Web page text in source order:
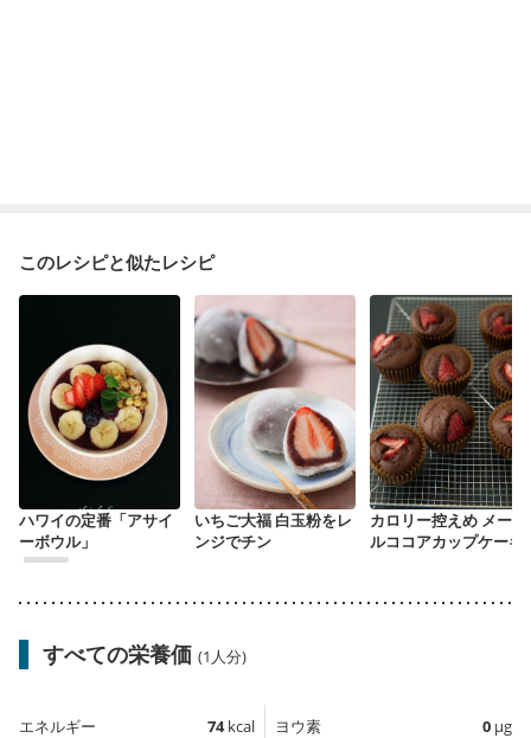
このレシピと似たレシピ
ハワイの定番「アサイ
ーボウル」
いちご大福 白玉粉をレ
ンジでチン
カロリー控えめ メープ
ルココアカップケーキ
すべての栄養価 (1人分)
エネルギー 74kcal
ヨウ素 0 µg